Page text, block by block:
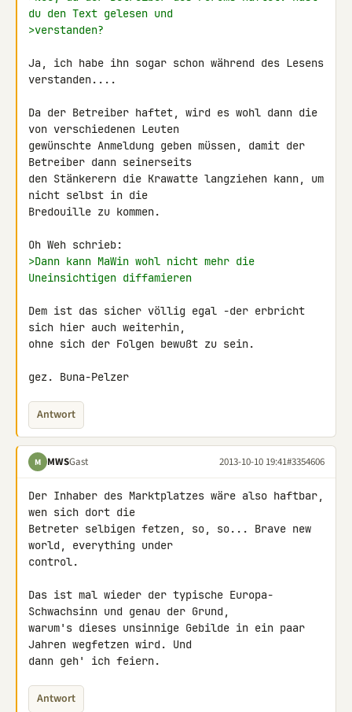
du den Text gelesen und
>verstanden?
Ja, ich habe ihn sogar schon während des Lesens
verstanden....
Da der Betreiber haftet, wird es wohl dann die
von verschiedenen Leuten
gewünschte Anmeldung geben müssen, damit der
Betreiber dann seinerseits
den Stänkerern die Krawatte langziehen kann, um
nicht selbst in die
Bredouille zu kommen.
>Dann kann MaWin wohl nicht mehr die
Uneinsichtigen diffamieren
Dem ist das sicher völlig egal -der erbricht
sich hier auch weiterhin,
ohne sich der Folgen bewußt zu sein.
gez. Buna-Pelzer
Antwort
M MWSGast 2013-10-10 19:41#3354606
Der Inhaber des Marktplatzes wäre also haftbar,
wen sich dort die
Betreter selbigen fetzen, so, so... Brave new
world, everything under
control.
Das ist mal wieder der typische Europa-
Schwachsinn und genau der Grund,
warum's dieses unsinnige Gebilde in ein paar
Jahren wegfetzen wird. Und
dann geh' ich feiern.
Antwort